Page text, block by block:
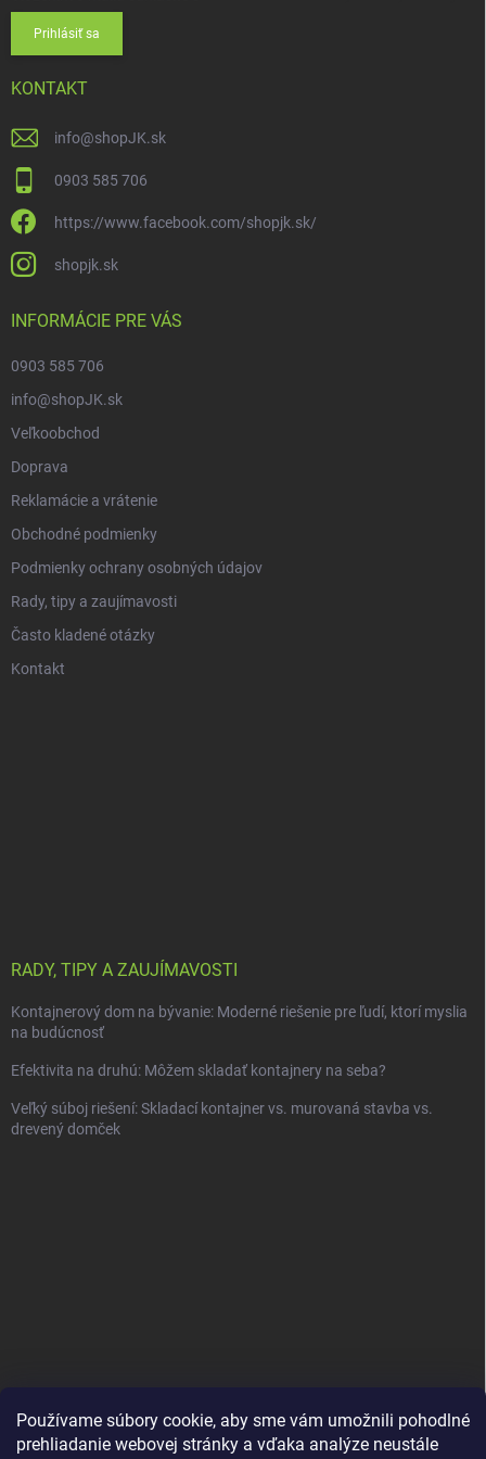
Používame súbory cookie, aby sme vám umožnili pohodlné
prehliadanie webovej stránky a vďaka analýze neustále
Prihlásiť sa
KONTAKT
info@shopJK.sk
0903 585 706
https://www.facebook.com/shopjk.sk/
shopjk.sk
INFORMÁCIE PRE VÁS
0903 585 706
info@shopJK.sk
Veľkoobchod
Doprava
Reklamácie a vrátenie
Obchodné podmienky
Podmienky ochrany osobných údajov
Rady, tipy a zaujímavosti
Často kladené otázky
Kontakt
RADY, TIPY A ZAUJÍMAVOSTI
Kontajnerový dom na bývanie: Moderné riešenie pre ľudí, ktorí myslia
na budúcnosť
Efektivita na druhú: Môžem skladať kontajnery na seba?
Veľký súboj riešení: Skladací kontajner vs. murovaná stavba vs.
drevený domček